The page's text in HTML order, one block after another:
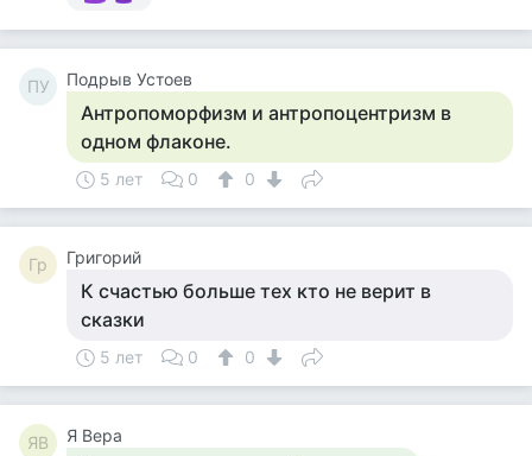
ПУ Подрыв Устоев
Антропоморфизм и антропоцентризм в
одном флаконе.
5 лет 0 0
Гр Григорий
К счастью больше тех кто не верит в
сказки
5 лет 0 0
ЯВ Я Вера